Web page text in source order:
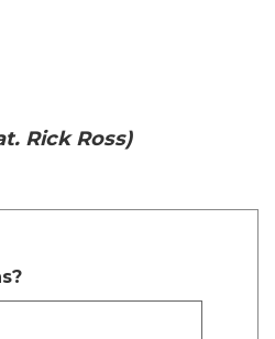
Rick Ross)